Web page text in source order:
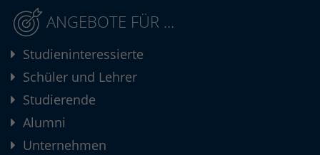
ANGEBOTE FÜR ...
Studieninteressierte
Schüler und Lehrer
Studierende
Alumni
Unternehmen